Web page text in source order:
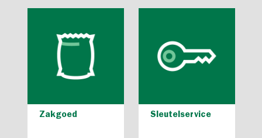
Zakgoed Sleutelservice